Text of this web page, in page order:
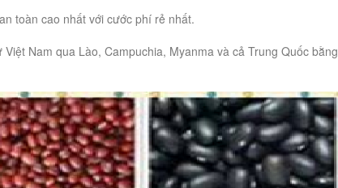
toàn cao nhất với cước phí rẻ nhất.
Nam qua Lào, Campuchia, Myanma và cả Trung Quốc bằng